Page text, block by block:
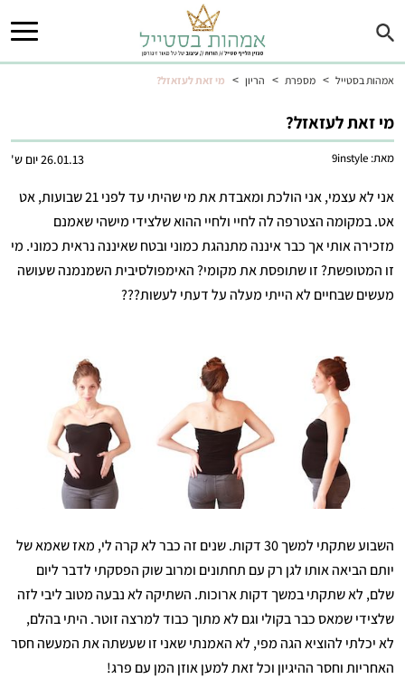
אמהות בסטייל > מספרת > הריון > מי זאת לעזאזל?
מי זאת לעזאזל?
26.01.13 יום ש' מאת: 9instyle
אני לא עצמי, אני הולכת ומאבדת את מי שהיתי עד לפני 21 שבועות, אט
אט. במקומה הצטרפה לה לחיי ולחיי ההוא שלצידי מישהי שאמנם
מזכירה אותי אך כבר איננה מתנהגת כמוני ובטח שאיננה נראית כמוני. מי
זו המטופשת? זו שתופסת את מקומי? האימפולסיבית השמנמנה שעושה
מעשים שבחיים לא הייתי מעלה על דעתי לעשות???
השבוע שתקתי למשך 30 דקות. שנים זה כבר לא קרה לי, מאז שאמא של
יותם הביאה אותו לגן רק עם תחתונים ומרוב שוק הפסקתי לדבר ליום
שלם, לא שתקתי במשך דקות ארוכות. השתיקה לא נבעה מטוב ליבי לזה
שלצידי שמאס כבר בקולי וגם לא מתוך כבוד למרצה זוטר. היתי בהלם,
לא יכלתי להוציא הגה מפי, לא האמנתי שאני זו שעשתה את המעשה חסר
האחריות וחסר ההיגיון וכל זאת למען אוזן המן עם פרג!